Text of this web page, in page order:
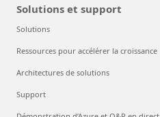
Solutions et support
Solutions
Ressources pour accélérer la croissance
Architectures de solutions
Support